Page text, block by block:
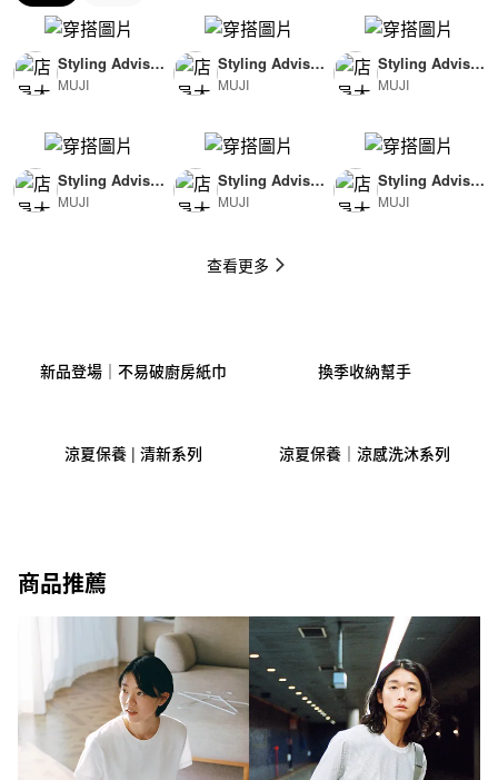
查看更多
Styling Advisor
( For Woman )
MUJI
Styling Advisor
( For Man )
MUJI
Styling Advisor
( For Man )
MUJI
Styling Advisor
( For Man )
MUJI
Styling Advisor
( For Woman )
MUJI
Styling Advisor
( For Man )
MUJI
新品登場｜不易破廚房紙巾 換季收納幫手
涼夏保養 | 清新系列 涼夏保養｜涼感洗沐系列
商品推薦